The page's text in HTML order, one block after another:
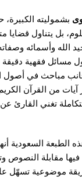
بشموليته
بل يتناول قضايا
الله وأسمائه
مسائل فقهية
مباحث في أصول
آيات من القرآن
تغني القارئ
الطبعة السعودية
مقابلة النصوص
موضوعية تسهّل